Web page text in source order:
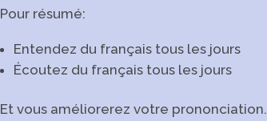
Pour résumé:
Entendez du français tous les jours
Écoutez du français tous les jours
Et vous améliorerez votre prononciation.